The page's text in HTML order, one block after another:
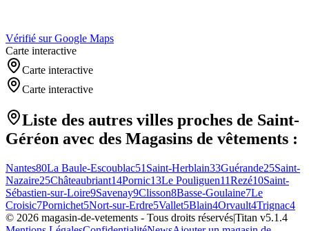
Vérifié sur Google Maps
Carte interactive
Carte interactive
Carte interactive
Liste des autres villes proches de Saint-
Géréon avec des Magasins de vêtements :
Nantes80La Baule-Escoublac51 Saint-Herblain33Guérande25Saint-
Nazaire25Châteaubriant14Pornic13Le Pouliguen11Rezé10Saint-
Sébastien-sur-Loire9Savenay9Clisson8Basse-Goulaine7Le
Croisic7Pornichet5Nort-sur-Erdre5Vallet5Blain4Orvault4Trignac4
© 2026 magasin-de-vetements - Tous droits réservés|Titan v5.1.4